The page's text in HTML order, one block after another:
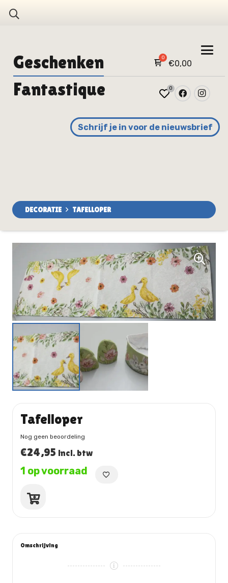
Geschenken €0,00
Fantastique 0
Schrijf je in voor de nieuwsbrief
DECORATIE TAFELLOPER
Tafelloper
Nog geen beoordeling
€24,95 incl. btw
1 op voorraad
Tafelloper
Omschrijving